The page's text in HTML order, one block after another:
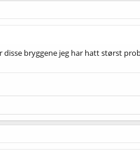
bryggene jeg har hatt størst